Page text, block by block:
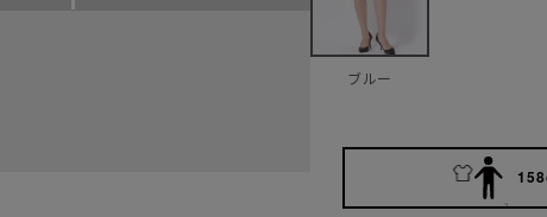
ブルー